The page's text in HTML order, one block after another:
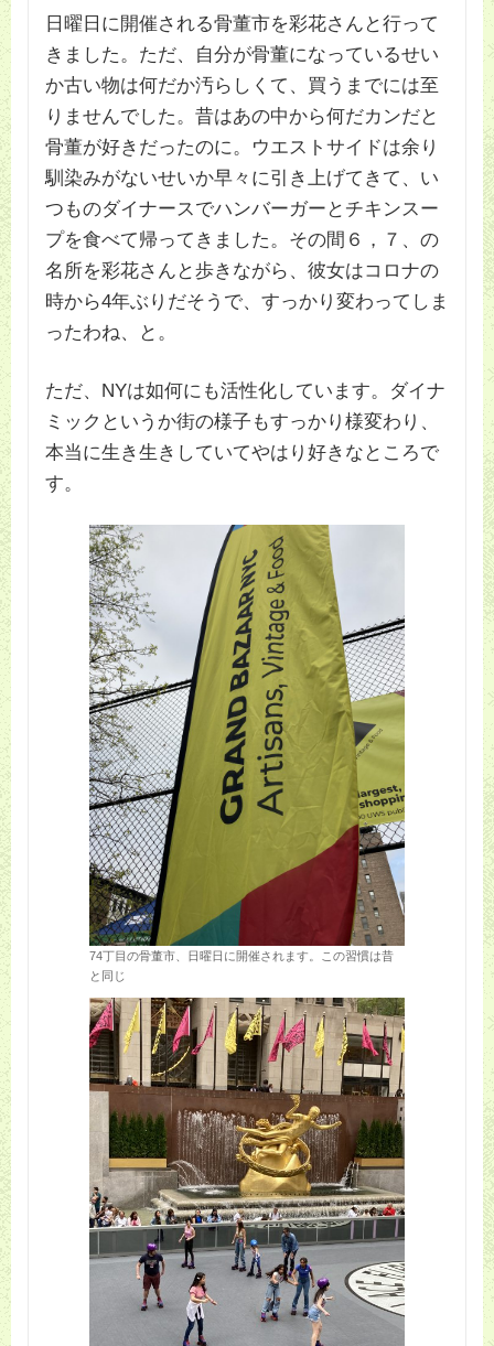
日曜日に開催される骨董市を彩花さんと行って
きました。ただ、自分が骨董になっているせい
か古い物は何だか汚らしくて、買うまでには至
りませんでした。昔はあの中から何だカンだと
骨董が好きだったのに。ウエストサイドは余り
馴染みがないせいか早々に引き上げてきて、い
つものダイナースでハンバーガーとチキンスー
プを食べて帰ってきました。その間６，７、の
名所を彩花さんと歩きながら、彼女はコロナの
時から4年ぶりだそうで、すっかり変わってしま
ったわね、と。
ただ、NYは如何にも活性化しています。ダイナ
ミックというか街の様子もすっかり様変わり、
本当に生き生きしていてやはり好きなところで
す。
74丁目の骨董市、日曜日に開催されます。この習慣は昔
と同じ